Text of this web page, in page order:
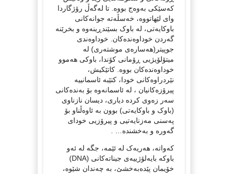
کەسێکی بەوەج بووە. تا لەگەڵ رۆژگاردا
وای لێهاتووە، خەسڵەتە جوانەکانی
باوکایەتی، لە باوک بسێندڕینەوە و بخرێنە
گەردن خوداوەندەکان. خوداوەندی
جوپیتر(هەسارەی موشتەری) لە
میتۆلۆیژیی ڕۆمانی کۆندا، باوکی هەموو
خوداوەندەکان بووە. کاتێکیش،
نێردراوەکانی خودا، کتێبە ئاسمانییە
پیرۆزەکانیان ، لە ئاسمانەوە بۆ بەندەکانی
سەر زەوی کردە دیاری، دیسان نازناوی
(باوک و باوکایەتی) بوون بە ئاوەڵناو بۆ
پەسنی مەزنایەتیی و پیرۆزیی خودای
گەورە و بەخشندە… .
کەواتە، هەریەک لە ئێمە، جگە لە ئەو
باوکە بایەلۆژییەی جیناتەکانی (DNA)
خۆیمان پێدەبەخشێ، بە چەندان شێوە،